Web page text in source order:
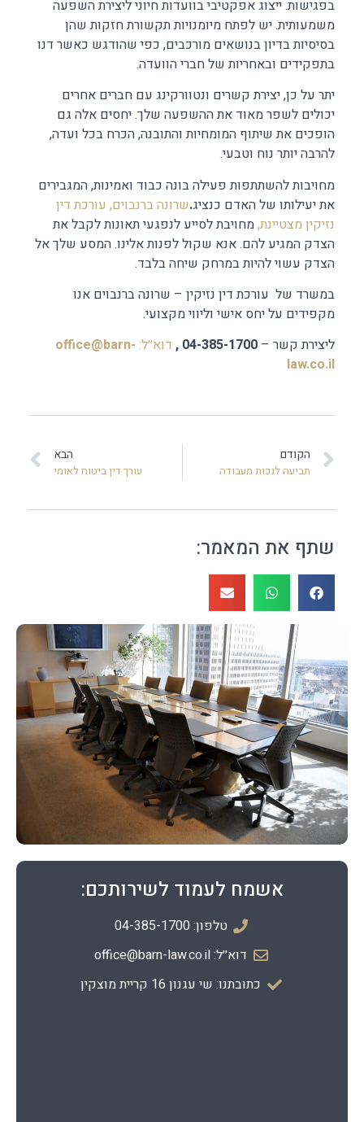
בפגישות. ייצוג אפקטיבי בוועדות חיוני ליצירת השפעה
משמעותית. יש לפתח מיומנויות תקשורת חזקות שהן
בסיסיות בדיון בנושאים מורכבים, כפי שהודגש כאשר דנו
בתפקידים ובאחריות של חברי הוועדה.
יתר על כן, יצירת קשרים ונטוורקינג עם חברים אחרים
יכולים לשפר מאוד את ההשפעה שלך. יחסים אלה גם
הופכים את שיתוף המומחיות והתובנה, הכרח בכל ועדה,
להרבה יותר נוח וטבעי.
מחויבות להשתתפות פעילה בונה כבוד ואמינות, המגבירים
את יעילותו של האדם כנציג.שרונה ברנבוים, עורכת דין
נזיקין מצטיינת,מחויבת לסייע לנפגעי תאונות לקבל את
הצדק המגיע להם. אנא שקול לפנות אלינו. המסע שלך אל
הצדק עשוי להיות במרחק שיחה בלבד.
במשרד של עורכת דין נזיקין – שרונה ברנבוים אנו
מקפידים על יחס אישי וליווי מקצועי.
ליצירת קשר – 04-385-1700 , דוא׳׳ל: office@barn-
law.co.il
הקודם
תביעה לנכות מעבודה
הבא
עורך דין ביטוח לאומי
שתף את המאמר:
אשמח לעמוד לשירותכם:
טלפון: 04-385-1700
דוא׳׳ל: office@barn-law.co.il
כתובתנו: שי עגנון 16 קריית מוצקין